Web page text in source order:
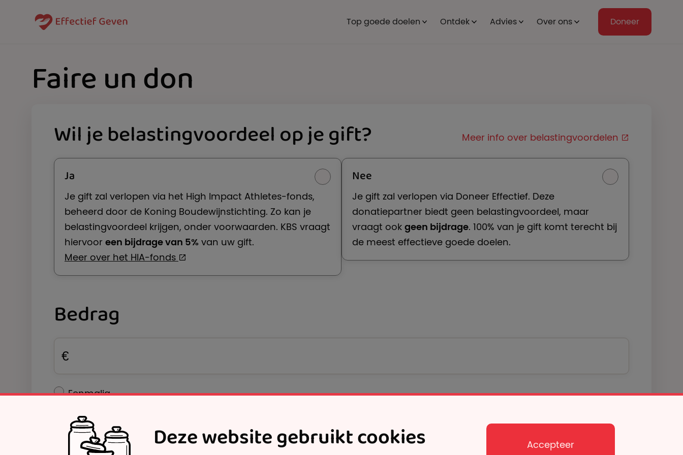
Deze website gebruikt cookies Accepteer
Top goede doelen Ontdek Advies Over ons Doneer
Faire un don
Stap 1: Kies een donatiepartner, een bestemming en het bedrag
Wil je belastingvoordeel op je gift? Meer info over belastingvoordelen
Ja
Je gift zal verlopen via het High Impact Athletes-fonds,
beheerd door de Koning Boudewijnstichting. Zo kan je
belastingvoordeel krijgen, onder voorwaarden. KBS vraagt
hiervoor een bijdrage van 5% van uw gift.
Meer over het HIA-fonds
Nee
Je gift zal verlopen via Doneer Effectief. Deze
donatiepartner biedt geen belastingvoordeel, maar
vraagt ook geen bijdrage. 100% van je gift komt terecht bij
de meest effectieve goede doelen.
Bedrag
Bedrag in euro
€
Frequentie van donatie
Eenmalig
Jaarlijks